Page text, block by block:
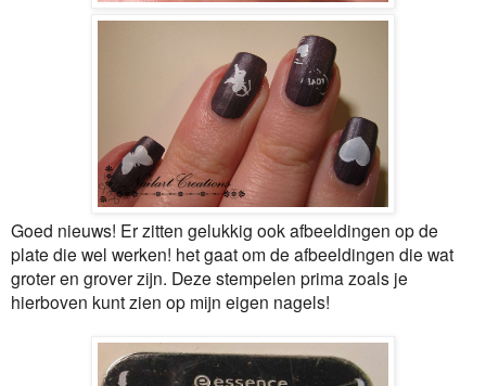
Goed nieuws! Er zitten gelukkig ook afbeeldingen op de
plate die wel werken! het gaat om de afbeeldingen die wat
groter en grover zijn. Deze stempelen prima zoals je
hierboven kunt zien op mijn eigen nagels!